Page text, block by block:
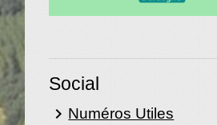
Social
keyboard_arrow_right Numéros Utiles